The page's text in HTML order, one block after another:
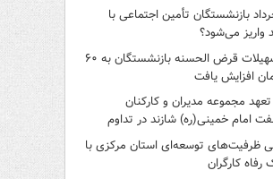
بازنشستگان تأمین اجتماعی با
واریز می‌شود؟
مبلغ تسهیلات قرض الحسنه بازنشستگان به ۶۰
افزایش یافت
مجموعه مدیران و کارکنان
امام خمینی(ره) شازند در تداوم
جنگ رمضان، شایسته قدردانی است
ظرفیت‌های توسعه‌ای استان مرکزی با
رفاه کارگران